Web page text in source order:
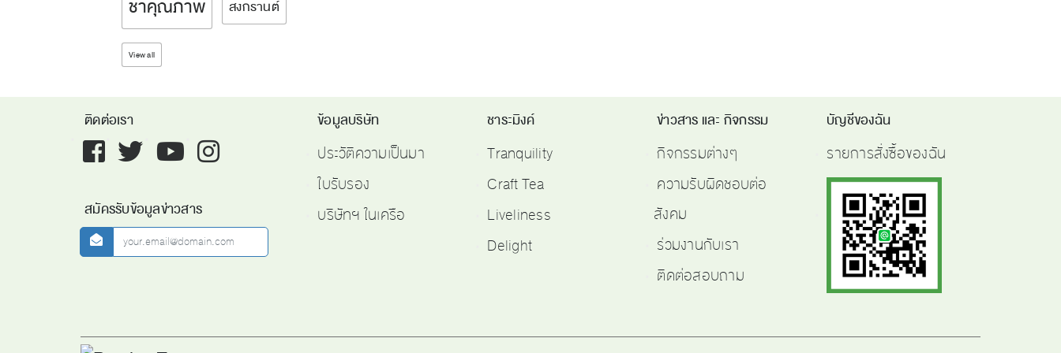
ชาคุณภาพ สงกรานต์
View all
ติดต่อเรา
Facebook twitter youtube instagram
สมัครรับข้อมูลข่าวสาร
newsletter
ข้อมูลบริษัท
ประวัติความเป็นมา
ใบรับรอง
บริษัทฯ ในเครือ
ชาระมิงค์
Tranquility
Craft Tea
Liveliness
Delight
ข่าวสาร และ กิจกรรม
กิจกรรมต่างๆ
ความรับผิดชอบต่อ
สังคม
ร่วมงานกับเรา
ติดต่อสอบถาม
บัญชีของฉัน
รายการสั่งซื้อของฉัน